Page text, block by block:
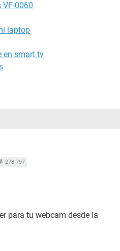
0060
laptop
en smart tv
278.797
para tu webcam desde la